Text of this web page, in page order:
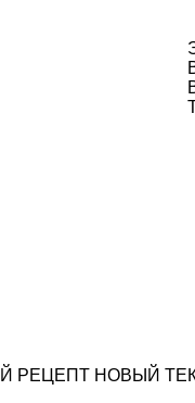
РЕЦЕПТ НОВЫЙ